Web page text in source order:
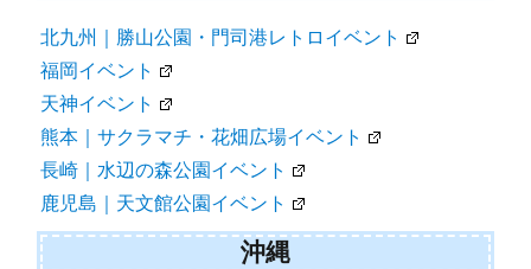
北九州｜勝山公園・門司港レトロイベント
福岡イベント
天神イベント
熊本｜サクラマチ・花畑広場イベント
長崎｜水辺の森公園イベント
鹿児島｜天文館公園イベント
沖縄